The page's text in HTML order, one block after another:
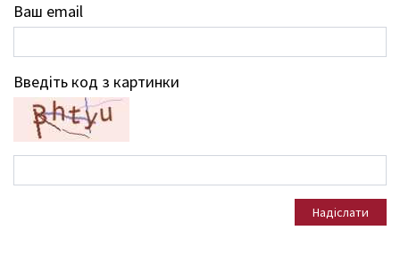
Ваш email
Введіть код з картинки
Надіслати